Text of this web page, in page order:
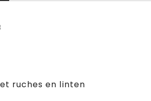
ruches en linten